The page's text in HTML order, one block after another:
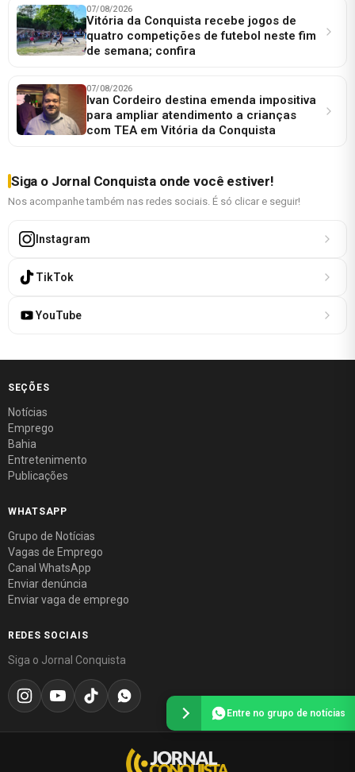
07/08/2026
Vitória da Conquista recebe jogos de
quatro competições de futebol neste fim
de semana; confira
07/08/2026
Ivan Cordeiro destina emenda impositiva
para ampliar atendimento a crianças
com TEA em Vitória da Conquista
Siga o Jornal Conquista onde você estiver!
Nos acompanhe também nas redes sociais. É só clicar e seguir!
Instagram
TikTok
YouTube
SEÇÕES
Notícias
Emprego
Bahia
Entretenimento
Publicações
WHATSAPP
Grupo de Notícias
Vagas de Emprego
Canal WhatsApp
Enviar denúncia
Enviar vaga de emprego
REDES SOCIAIS
Siga o Jornal Conquista
Entre no grupo de notícias